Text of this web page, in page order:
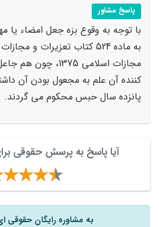
پاسخ مشاور
با توجه به وقوع بزه جعل امضاء یا
به ماده 524 کتاب تعزیرات و
مجازات اسلامی
کننده آن علم به مجعول بودن آن
پانزده سال حبس محکوم می گردند.
آیا پاسخ به پرسش حقوقی
به مشاوره رایگان حقوقی